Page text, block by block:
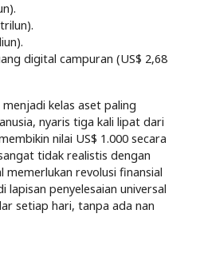
digital campuran (US$ 2,68
kelas aset paling
nyaris tiga kali lipat dari
nilai US$ 1.000 secara
tidak realistis dengan
memerlukan revolusi finansial
lapisan penyelesaian universal
setiap hari, tanpa ada nan